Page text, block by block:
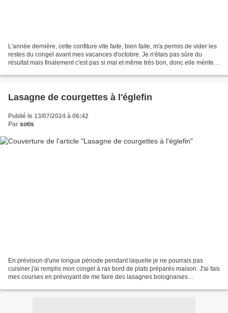
L'année dernière, cette confiture vite faite, bien faite, m'a permis de vider les
restes du congel avant mes vacances d'octobre. Je n'étais pas sûre du
résultat mais finalement c'est pas si mal et même très bon, donc elle mérite
Lasagne de courgettes à l'églefin
Publié le 13/07/2024 à 06:42
Par sotis
En prévision d'une longue période pendant laquelle je ne pourrais pas
cuisiner j'ai remplis mon congel à ras bord de plats préparés maison. J'ai fais
mes courses en prévoyant de me faire des lasagnes bolognaises